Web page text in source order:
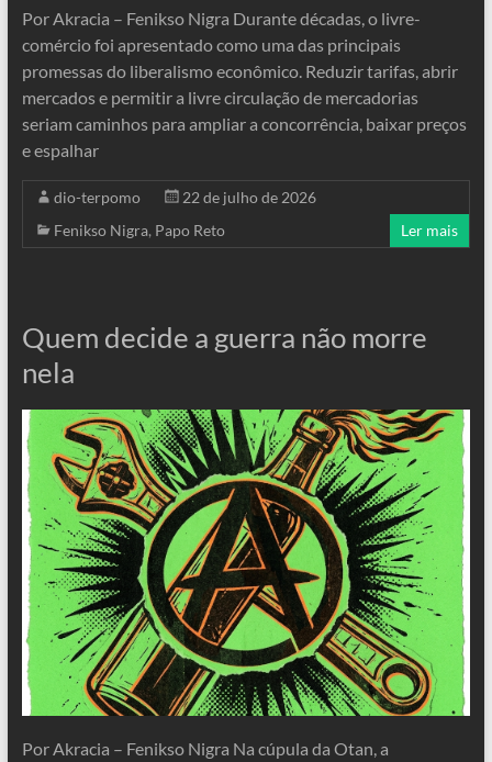
Por Akracia – Fenikso Nigra Durante décadas, o livre-
comércio foi apresentado como uma das principais
promessas do liberalismo econômico. Reduzir tarifas, abrir
mercados e permitir a livre circulação de mercadorias
seriam caminhos para ampliar a concorrência, baixar preços
e espalhar
dio-terpomo
22 de julho de 2026
Fenikso Nigra, Papo Reto Ler mais
Quem decide a guerra não morre
nela
Por Akracia – Fenikso Nigra Na cúpula da Otan, a